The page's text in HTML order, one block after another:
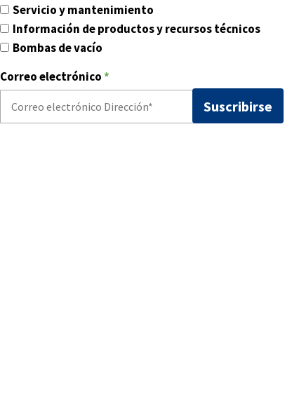
Servicio y mantenimiento
Información de productos y recursos técnicos
Bombas de vacío
Correo electrónico*